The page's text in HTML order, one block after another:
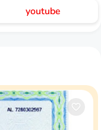
youtube